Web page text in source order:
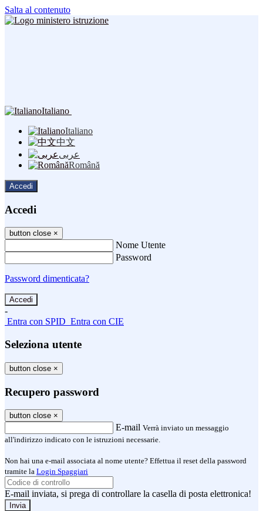
Salta al contenuto
Italiano
Italiano
中文
عربى
Română
Accedi
Accedi
button close ×
Nome Utente
Password
Password dimenticata?
-
Entra con SPID Entra con CIE
Seleziona utente
button close ×
Recupero password
button close ×
E-mail Verrà inviato un messaggio
all'indirizzo indicato con le istruzioni necessarie.
Non hai una e-mail associata al nome utente? Effettua il reset della password
tramite la Login Spaggiari
E-mail inviata, si prega di controllare la casella di posta elettronica!